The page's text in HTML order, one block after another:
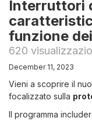
Interruttori
funzione
620
December 11, 2023
Vieni a scoprire il
focalizzato sulla
Il programma